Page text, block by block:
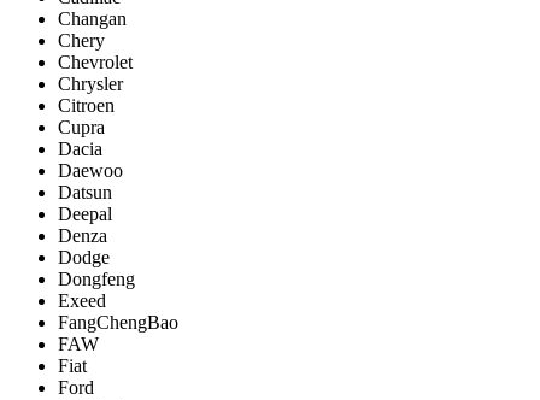
Changan
Chery
Chevrolet
Chrysler
Citroen
Cupra
Dacia
Daewoo
Datsun
Deepal
Denza
Dodge
Dongfeng
Exeed
FangChengBao
FAW
Fiat
Ford